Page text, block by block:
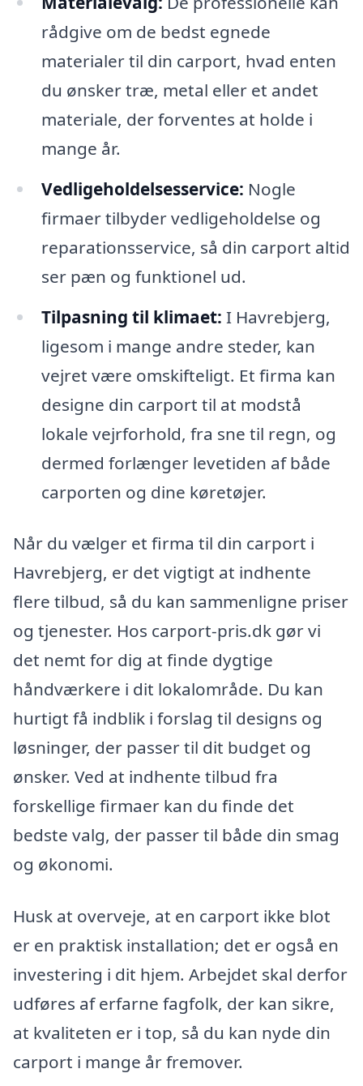
rådgive om de bedst egnede
materialer til din carport, hvad enten
du ønsker træ, metal eller et andet
materiale, der forventes at holde i
mange år.
Vedligeholdelsesservice: Nogle
firmaer tilbyder vedligeholdelse og
reparationsservice, så din carport altid
ser pæn og funktionel ud.
Tilpasning til klimaet: I Havrebjerg,
ligesom i mange andre steder, kan
vejret være omskifteligt. Et firma kan
designe din carport til at modstå
lokale vejrforhold, fra sne til regn, og
dermed forlænger levetiden af både
carporten og dine køretøjer.
Når du vælger et firma til din carport i
Havrebjerg, er det vigtigt at indhente
flere tilbud, så du kan sammenligne priser
og tjenester. Hos carport-pris.dk gør vi
det nemt for dig at finde dygtige
håndværkere i dit lokalområde. Du kan
hurtigt få indblik i forslag til designs og
løsninger, der passer til dit budget og
ønsker. Ved at indhente tilbud fra
forskellige firmaer kan du finde det
bedste valg, der passer til både din smag
og økonomi.
Husk at overveje, at en carport ikke blot
er en praktisk installation; det er også en
investering i dit hjem. Arbejdet skal derfor
udføres af erfarne fagfolk, der kan sikre,
at kvaliteten er i top, så du kan nyde din
carport i mange år fremover.